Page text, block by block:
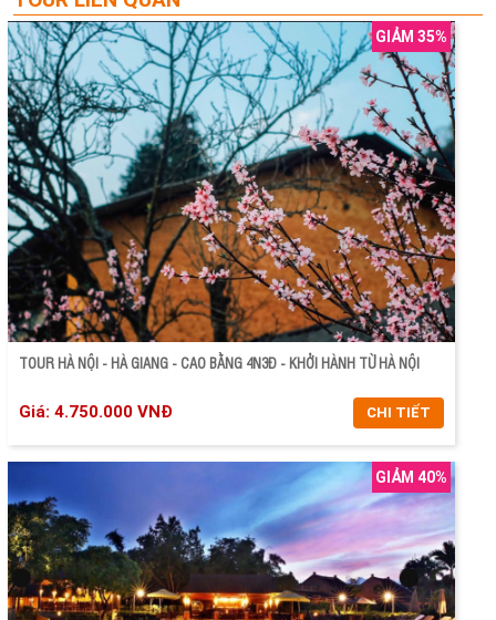
GIẢM 35%
CHI TIẾT
ĐẶT TOUR
TOUR HÀ NỘI - HÀ GIANG - CAO BẰNG 4N3Đ - KHỞI HÀNH TỪ HÀ NỘI
Giá: 4.750.000 VNĐ CHI TIẾT
GIẢM 40%